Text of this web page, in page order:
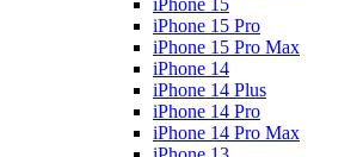
iPhone 15
iPhone 15 Pro
iPhone 15 Pro Max
iPhone 14
iPhone 14 Plus
iPhone 14 Pro
iPhone 14 Pro Max